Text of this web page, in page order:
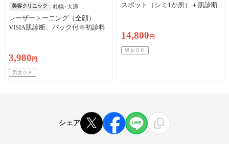
美容クリニック 札幌･大通
レーザートーニング（全顔）
VISIA肌診断、パック付※初診料
3,980 円
男女ＯＫ
スポット（シミ1か所）＋肌診断
14,800 円
男女ＯＫ
シェア